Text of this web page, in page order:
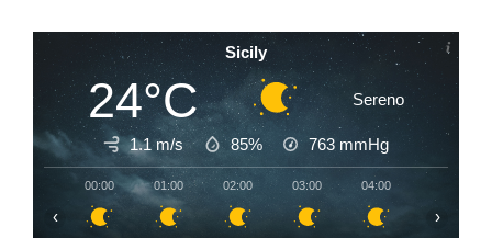
Sicily
24°C Sereno
1.1 m/s 85% 763 mmHg
00:00 01:00 02:00 03:00 04:00
‹ ›